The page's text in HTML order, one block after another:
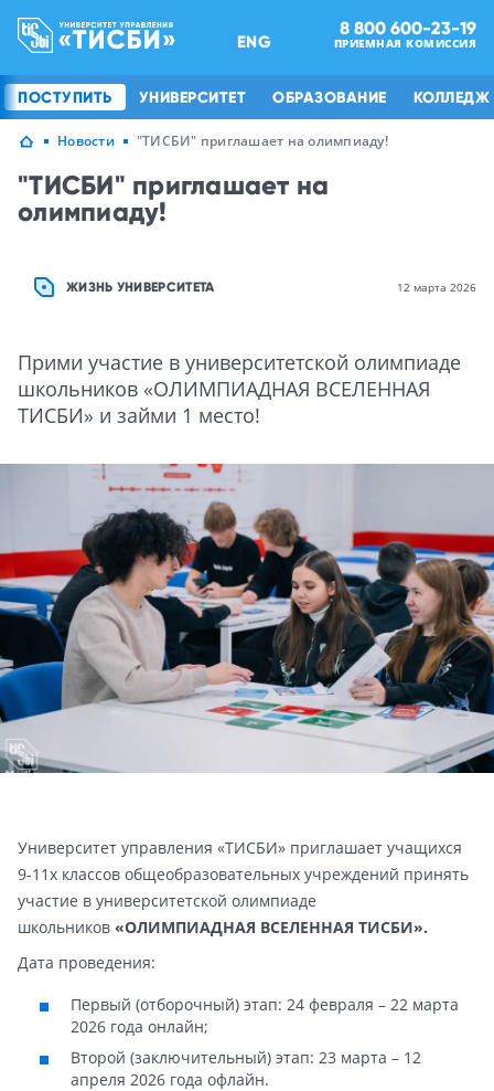
ENG
8 800 600-23-19
ПРИЕМНАЯ КОМИССИЯ
ПОСТУПИТЬ УНИВЕРСИТЕТ ОБРАЗОВАНИЕ КОЛЛЕДЖ
Новости "ТИСБИ" приглашает на олимпиаду!
"ТИСБИ" приглашает на
олимпиаду!
ЖИЗНЬ УНИВЕРСИТЕТА 12 марта 2026
Прими участие в университетской олимпиаде
школьников «ОЛИМПИАДНАЯ ВСЕЛЕННАЯ
ТИСБИ» и займи 1 место!
Университет управления «ТИСБИ» приглашает учащихся
9-11х классов общеобразовательных учреждений принять
участие в университетской олимпиаде
школьников «ОЛИМПИАДНАЯ ВСЕЛЕННАЯ ТИСБИ».
Дата проведения:
Первый (отборочный) этап: 24 февраля – 22 марта
2026 года онлайн;
Второй (заключительный) этап: 23 марта – 12
апреля 2026 года офлайн.